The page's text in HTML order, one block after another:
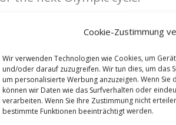
Cookie-Zustimmung
Wir verwenden Technologien wie Cookies, um
und/oder darauf zuzugreifen. Wir tun dies, um das
um personalisierte Werbung anzuzeigen. Wenn Sie
können wir Daten wie das Surfverhalten oder
verarbeiten. Wenn Sie Ihre Zustimmung nicht
bestimmte Funktionen beeinträchtigt werden.
in the same sector in early
grade abroad and during
to the area,La Furia de Jabali
bolted by David Brasco,
according to Bosi;